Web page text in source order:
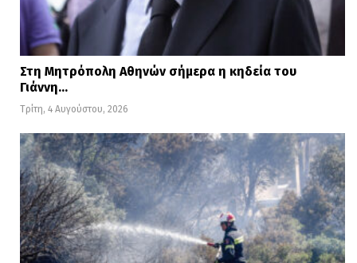
Στη Μητρόπολη Αθηνών σήμερα η κηδεία του
Γιάννη…
Τρίτη, 4 Αυγούστου, 2026